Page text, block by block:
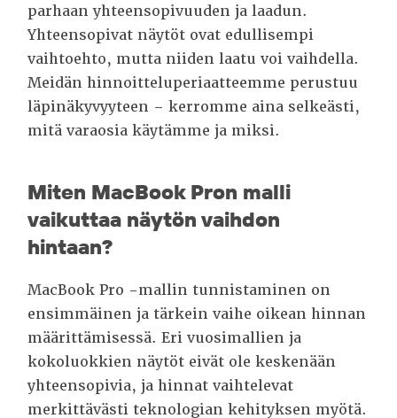
parhaan yhteensopivuuden ja laadun.
Yhteensopivat näytöt ovat edullisempi
vaihtoehto, mutta niiden laatu voi vaihdella.
Meidän hinnoitteluperiaatteemme perustuu
läpinäkyvyyteen – kerromme aina selkeästi,
mitä varaosia käytämme ja miksi.
Miten MacBook Pron malli
vaikuttaa näytön vaihdon
hintaan?
MacBook Pro -mallin tunnistaminen on
ensimmäinen ja tärkein vaihe oikean hinnan
määrittämisessä. Eri vuosimallien ja
kokoluokkien näytöt eivät ole keskenään
yhteensopivia, ja hinnat vaihtelevat
merkittävästi teknologian kehityksen myötä.